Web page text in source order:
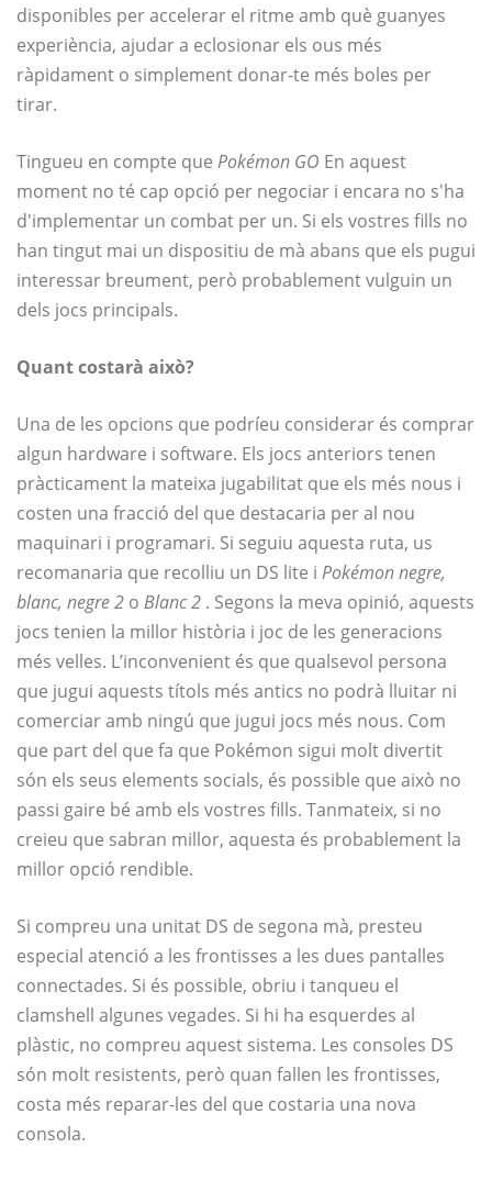
disponibles per accelerar el ritme amb què guanyes
experiència, ajudar a eclosionar els ous més
ràpidament o simplement donar-te més boles per
tirar.
Tingueu en compte que Pokémon GO En aquest
moment no té cap opció per negociar i encara no s'ha
d'implementar un combat per un. Si els vostres fills no
han tingut mai un dispositiu de mà abans que els pugui
interessar breument, però probablement vulguin un
dels jocs principals.
Quant costarà això?
Una de les opcions que podríeu considerar és comprar
algun hardware i software. Els jocs anteriors tenen
pràcticament la mateixa jugabilitat que els més nous i
costen una fracció del que destacaria per al nou
maquinari i programari. Si seguiu aquesta ruta, us
recomanaria que recolliu un DS lite i Pokémon negre,
blanc, negre 2 o Blanc 2 . Segons la meva opinió, aquests
jocs tenien la millor història i joc de les generacions
més velles. L’inconvenient és que qualsevol persona
que jugui aquests títols més antics no podrà lluitar ni
comerciar amb ningú que jugui jocs més nous. Com
que part del que fa que Pokémon sigui molt divertit
són els seus elements socials, és possible que això no
passi gaire bé amb els vostres fills. Tanmateix, si no
creieu que sabran millor, aquesta és probablement la
millor opció rendible.
Si compreu una unitat DS de segona mà, presteu
especial atenció a les frontisses a les dues pantalles
connectades. Si és possible, obriu i tanqueu el
clamshell algunes vegades. Si hi ha esquerdes al
plàstic, no compreu aquest sistema. Les consoles DS
són molt resistents, però quan fallen les frontisses,
costa més reparar-les del que costaria una nova
consola.